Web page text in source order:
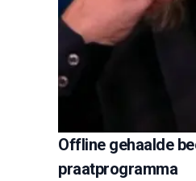
Offline gehaalde
praatprogramma